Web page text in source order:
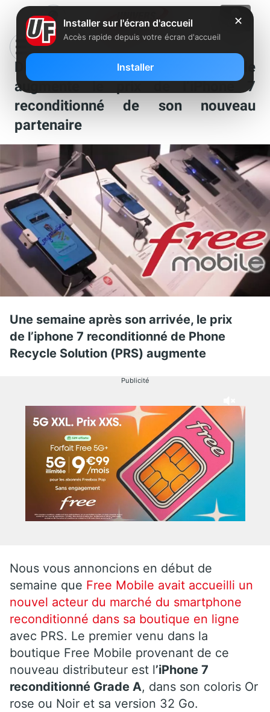
De façon étonnante, Free Mobile
augmente le prix de l’iPhone 7
reconditionné de son nouveau
partenaire
Une semaine après son arrivée, le prix
de l’iphone 7 reconditionné de Phone
Recycle Solution (PRS) augmente
Publicité
Nous vous annoncions en début de
semaine que Free Mobile avait accueilli un
nouvel acteur du marché du smartphone
reconditionné dans sa boutique en ligne
avec PRS. Le premier venu dans la
boutique Free Mobile provenant de ce
nouveau distributeur est l’iPhone 7
reconditionné Grade A, dans son coloris Or
rose ou Noir et sa version 32 Go.
✕
Installer sur l'écran d'accueil
Accès rapide depuis votre écran d'accueil
Installer